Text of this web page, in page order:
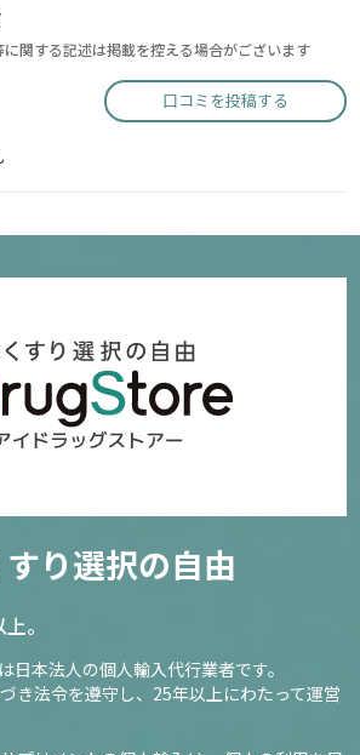
関する記述は掲載を控える場合がございます
口コミを投稿する
り選択の自由
。
日本法人の個人輸入代行業者です。
き法令を遵守し、 25年以上にわたって運営